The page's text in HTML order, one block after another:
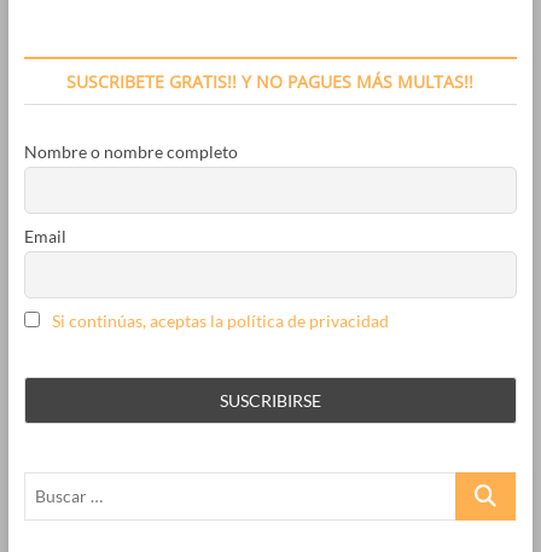
SUSCRIBETE GRATIS!! Y NO PAGUES MÁS MULTAS!!
Nombre o nombre completo
Email
Si continúas, aceptas la política de privacidad
Buscar